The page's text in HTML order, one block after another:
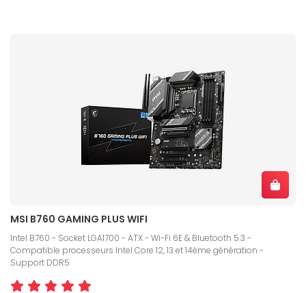
MSI B760 GAMING PLUS WIFI
Intel B760 - Socket LGA1700 - ATX - Wi-Fi 6E & Bluetooth 5.3 -
Compatible processeurs Intel Core 12, 13 et 14ème génération -
Support DDR5